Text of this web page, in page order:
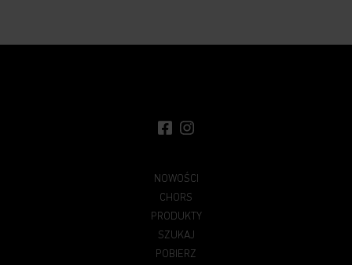
NOWOŚCI
CHORS
PRODUKTY
SZUKAJ
POBIERZ